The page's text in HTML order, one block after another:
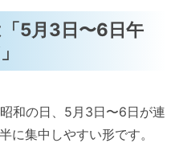
5月3日〜6日午
和の日、5月3日〜6日が連
に集中しやすい形です。